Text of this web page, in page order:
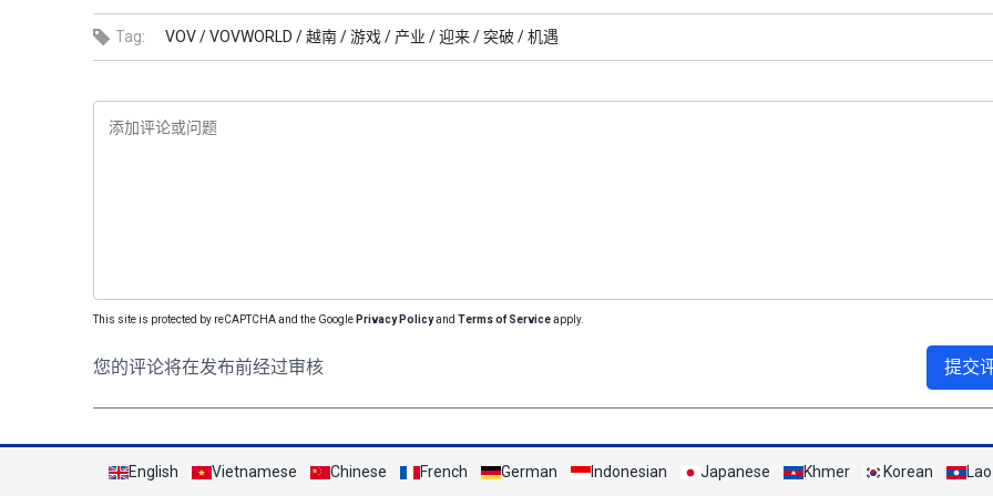
Tag: VOV /VOVWORLD /越南 /游戏 / 产业 /迎来 /突破 /机遇
This site is protected by reCAPTCHA and the Google Privacy Policyand Terms of Serviceapply.
您的评论将在发布前经过审核 提交
English Vietnamese Chinese French German Indonesian Japanese Khmer Korean Lao